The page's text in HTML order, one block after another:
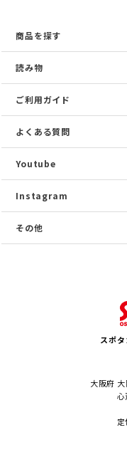
商品を探す
読み物
ご利用ガイド
よくある質問
Youtube
Instagram
その他
スポ
大阪府